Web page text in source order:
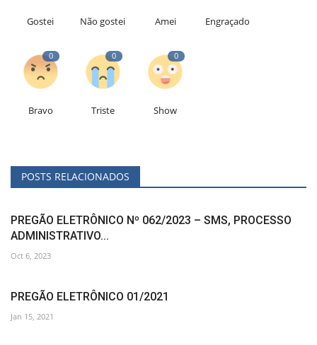
Gostei Não gostei Amei Engraçado
0
Bravo
0
Triste
0
Show
POSTS RELACIONADOS
PREGÃO ELETRÔNICO Nº 062/2023 – SMS, PROCESSO
ADMINISTRATIVO...
Oct 6, 2023
PREGÃO ELETRÔNICO 01/2021
Jan 15, 2021